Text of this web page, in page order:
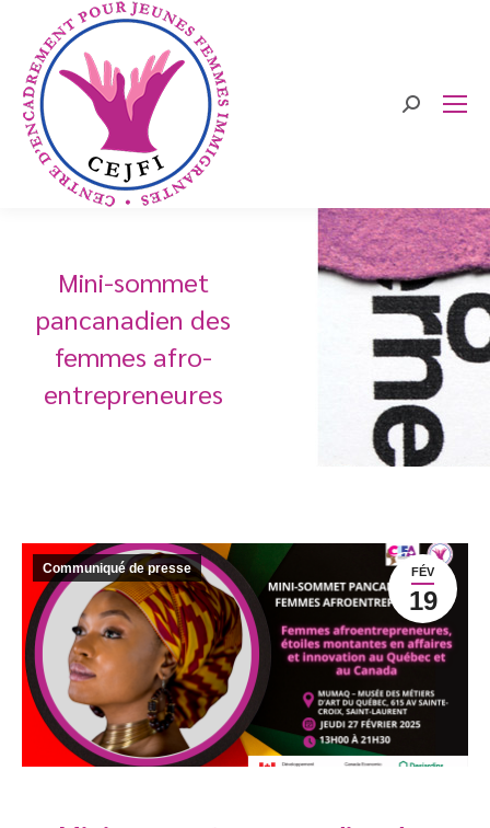
Search:
Mini-sommet
pancanadien des
femmes afro-
entrepreneures
FÉV
19
Communiqué de presse